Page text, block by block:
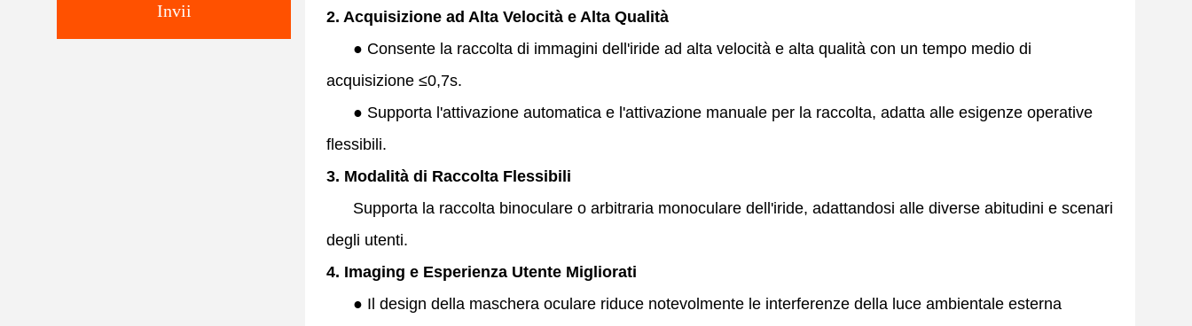
Invii
2. Acquisizione ad Alta Velocità e Alta Qualità
● Consente la raccolta di immagini dell'iride ad alta velocità e alta qualità con un tempo medio di
acquisizione ≤0,7s.
● Supporta l'attivazione automatica e l'attivazione manuale per la raccolta, adatta alle esigenze operative
flessibili.
3. Modalità di Raccolta Flessibili
Supporta la raccolta binoculare o arbitraria monoculare dell'iride, adattandosi alle diverse abitudini e scenari
degli utenti.
4. Imaging e Esperienza Utente Migliorati
● Il design della maschera oculare riduce notevolmente le interferenze della luce ambientale esterna